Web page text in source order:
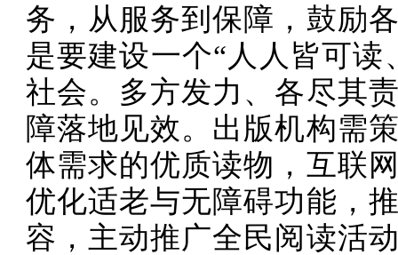
务，从服务到保障，鼓励
是要建设一个“人人皆可读
社会。多方发力、各尽其
障落地见效。出版机构需
体需求的优质读物，互联
优化适老与无障碍功能，
容，主动推广全民阅读活